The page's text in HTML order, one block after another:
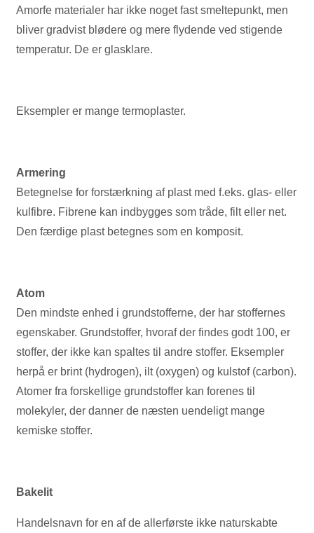
Amorfe materialer har ikke noget fast smeltepunkt, men
bliver gradvist blødere og mere flydende ved stigende
temperatur. De er glasklare.
Eksempler er mange termoplaster.
Armering
Betegnelse for forstærkning af plast med f.eks. glas- eller
kulfibre. Fibrene kan indbygges som tråde, filt eller net.
Den færdige plast betegnes som en komposit.
Atom
Den mindste enhed i grundstofferne, der har stoffernes
egenskaber. Grundstoffer, hvoraf der findes godt 100, er
stoffer, der ikke kan spaltes til andre stoffer. Eksempler
herpå er brint (hydrogen), ilt (oxygen) og kulstof (carbon).
Atomer fra forskellige grundstoffer kan forenes til
molekyler, der danner de næsten uendeligt mange
kemiske stoffer.
Bakelit
Handelsnavn for en af de allerførste ikke naturskabte